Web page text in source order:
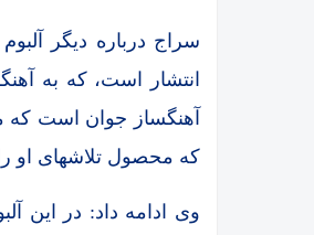
سراج درباره دیگر
انتشار است، که به
آهنگساز جوان است که
که محصول تلاشهای او